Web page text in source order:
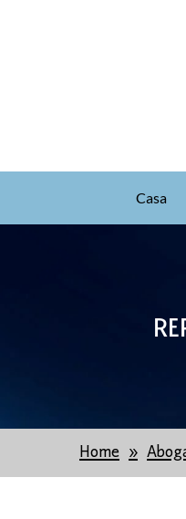
Casa
Home